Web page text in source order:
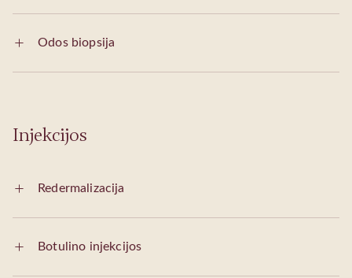
Odos biopsija
Injekcijos
Redermalizacija
Botulino injekcijos